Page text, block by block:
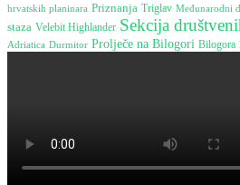
hrvatskih planinara Priznanja Triglav Međunarodni
staza Velebit Highlander Sekcija
Adriatica Durmitor Prolječe na Bilogori Bilogora